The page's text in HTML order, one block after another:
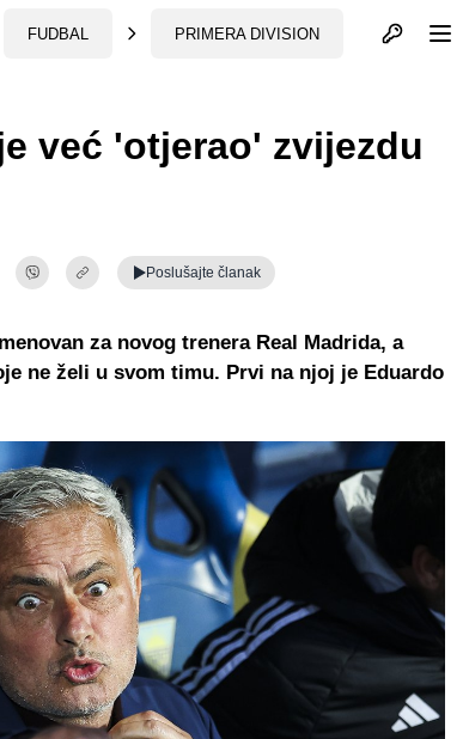
FUDBAL PRIMERA DIVISION Otvori profil
već 'otjerao' zvijezdu
Poslušajte članak
za novog trenera Real Madrida, a
ne želi u svom timu. Prvi na njoj je Eduardo